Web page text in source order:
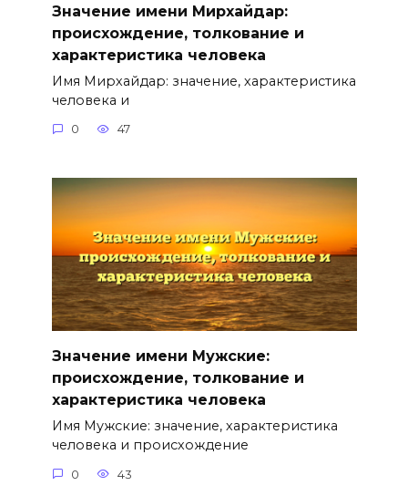
Значение имени Мирхайдар:
происхождение, толкование и
характеристика человека
Имя Мирхайдар: значение, характеристика
человека и
0 47
Значение имени Мужские:
происхождение, толкование и
характеристика человека
Имя Мужские: значение, характеристика
человека и происхождение
0 43